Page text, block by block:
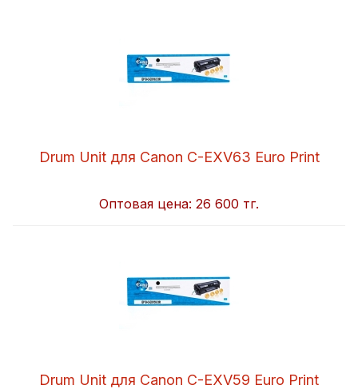
Drum Unit для Canon C-EXV63 Euro Print
Оптовая цена: 26 600 тг.
Drum Unit для Canon C-EXV59 Euro Print